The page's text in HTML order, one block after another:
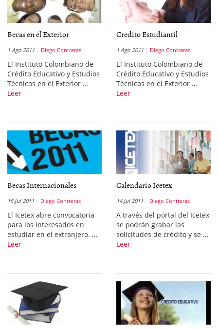
Becas en el Exterior
1 Ago 2011 Diego Contreras
El Instituto Colombiano de
Crédito Educativo y Estudios
Técnicos en el Exterior …
Leer
Credito Estudiantil
1 Ago 2011 Diego Contreras
El Instituto Colombiano de
Crédito Educativo y Estudios
Técnicos en el Exterior …
Leer
Becas Internacionales
15 Jul 2011 Diego Contreras
El Icetex abre convocatoria
para los interesados en
estudiar en el extranjero. …
Leer
Calendario Icetex
14 Jul 2011 Diego Contreras
A través del portal del Icetex
se podrán grabar las
solicitudes de crédito y se …
Leer